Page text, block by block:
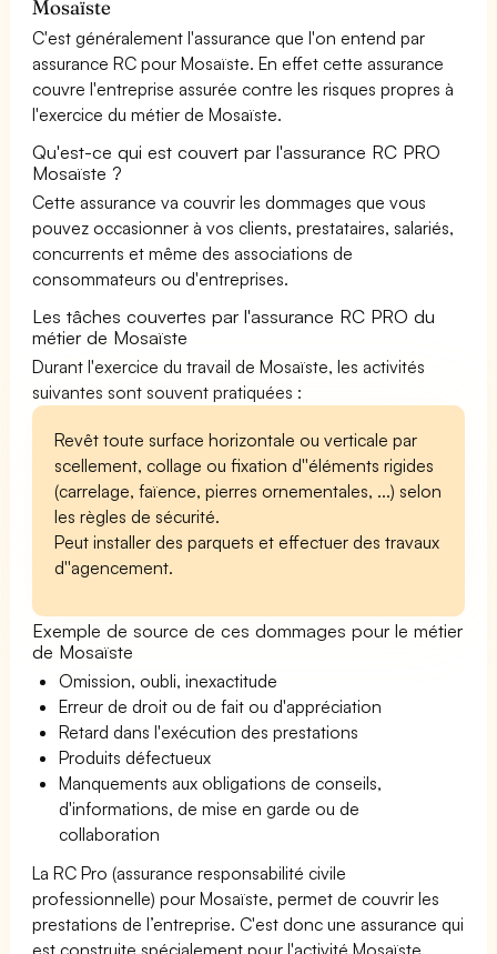
Mosaïste
C'est généralement l'assurance que l'on entend par
assurance RC pour Mosaïste. En effet cette assurance
couvre l'entreprise assurée contre les risques propres à
l'exercice du métier de Mosaïste.
Qu'est-ce qui est couvert par l'assurance RC PRO
Mosaïste ?
Cette assurance va couvrir les dommages que vous
pouvez occasionner à vos clients, prestataires, salariés,
concurrents et même des associations de
consommateurs ou d'entreprises.
Les tâches couvertes par l'assurance RC PRO du
métier de Mosaïste
Durant l'exercice du travail de Mosaïste, les activités
suivantes sont souvent pratiquées :
Revêt toute surface horizontale ou verticale par
scellement, collage ou fixation d''éléments rigides
(carrelage, faïence, pierres ornementales, ...) selon
les règles de sécurité.
Peut installer des parquets et effectuer des travaux
d''agencement.
Exemple de source de ces dommages pour le métier
de Mosaïste
Omission, oubli, inexactitude
Erreur de droit ou de fait ou d'appréciation
Retard dans l'exécution des prestations
Produits défectueux
Manquements aux obligations de conseils,
d'informations, de mise en garde ou de
collaboration
La RC Pro (assurance responsabilité civile
professionnelle) pour Mosaïste, permet de couvrir les
prestations de l’entreprise. C'est donc une assurance qui
est construite spécialement pour l'activité Mosaïste.